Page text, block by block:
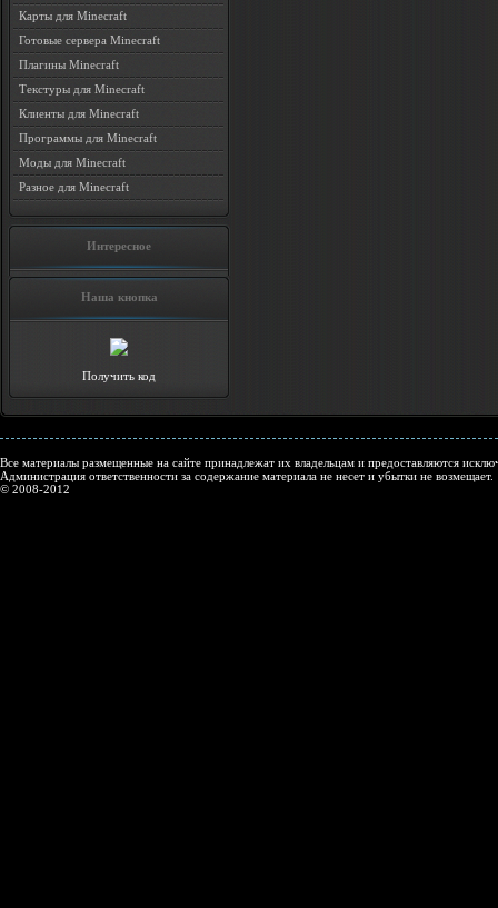
Карты для Minecraft
Готовые сервера Minecraft
Плагины Minecraft
Текстуры для Minecraft
Клиенты для Minecraft
Программы для Minecraft
Моды для Minecraft
Разное для Minecraft
Интересное
Наша кнопка
Получить код
Все материалы размещенные на сайте принадлежат их владельцам и предоставляются
Администрация ответственности за содержание материала не несет и убытки не возмещает.
© 2008-2012